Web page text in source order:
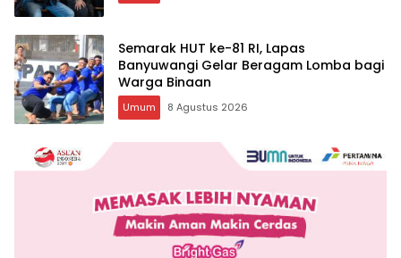
Semarak HUT ke-81 RI, Lapas
Banyuwangi Gelar Beragam Lomba bagi
Warga Binaan
Umum 8 Agustus 2026